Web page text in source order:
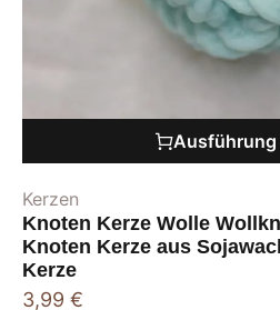
Ausführung
Kerzen
Knoten Kerze Wolle
Knoten Kerze aus
Kerze
3,99 €